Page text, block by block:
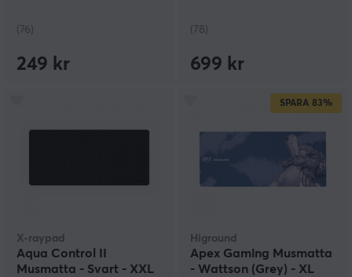
(76)
249 kr
(78)
699 kr
X-raypad
Aqua Control II
Musmatta - Svart - XXL
SPARA 83%
Higround
Apex Gaming Musmatta
- Wattson (Grey) - XL